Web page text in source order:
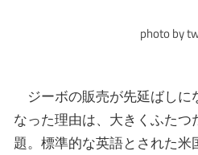
photo by
ジーボの販売が先延ばしに
なった理由は、大きくふた
題。標準的な英語とされた